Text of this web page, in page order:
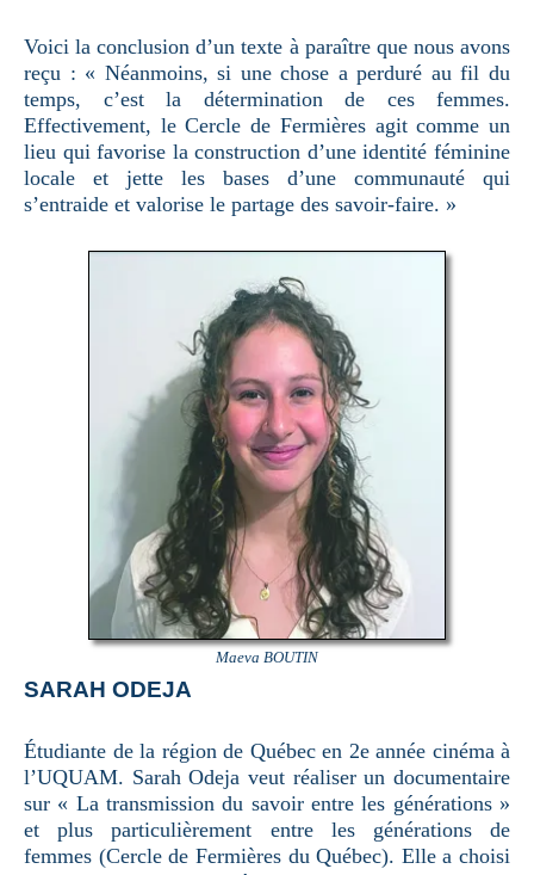
Voici la conclusion d’un texte à paraître que nous avons
reçu : « Néanmoins, si une chose a perduré au fil du
temps, c’est la détermination de ces femmes.
Effectivement, le Cercle de Fermières agit comme un
lieu qui favorise la construction d’une identité féminine
locale et jette les bases d’une communauté qui
s’entraide et valorise le partage des savoir-faire. »
Maeva BOUTIN
SARAH ODEJA
Étudiante de la région de Québec en 2e année cinéma à
l’UQUAM. Sarah Odeja veut réaliser un documentaire
sur « La transmission du savoir entre les générations »
et plus particulièrement entre les générations de
femmes (Cercle de Fermières du Québec). Elle a choisi